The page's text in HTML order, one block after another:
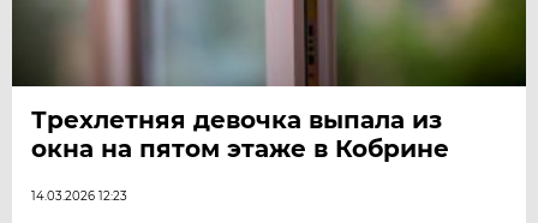
Трехлетняя девочка выпала из
окна на пятом этаже в Кобрине
14.03.2026 12:23